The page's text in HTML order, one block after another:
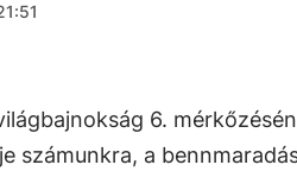
6.
számunkra, a